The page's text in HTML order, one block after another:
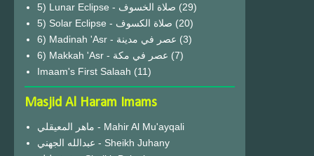
5) Lunar Eclipse - صلاة الخسوف (29)
(20)
6) Madinah 'Asr - عصر في مدينة (3)
6) Makkah 'Asr - عصر في مكة (7)
Imaam's First Salaah (11)
Masjid Al Haram Imams
ماهر المعيقلي - Mahir Al Mu'ayqali
عبدالله الجهني - Sheikh Juhany